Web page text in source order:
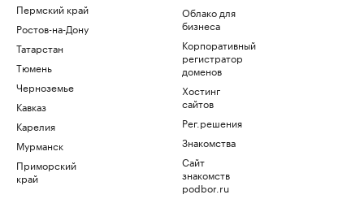
Пермский край
Ростов-на-Дону
Татарстан
Тюмень
Черноземье
Кавказ
Карелия
Мурманск
Приморский
край
Облако для
бизнеса
Корпоративный
регистратор
доменов
Хостинг
сайтов
Рег.решения
Знакомства
Сайт
знакомств
podbor.ru